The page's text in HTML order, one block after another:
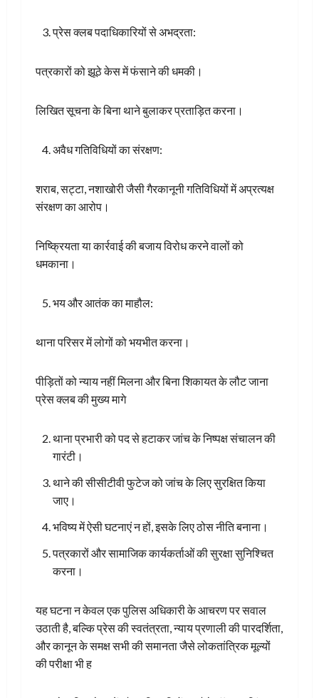
प्रेस क्लब पदाधिकारियों से अभद्रता:
पत्रकारों को झूठे केस में फंसाने की धमकी।
लिखित सूचना के बिना थाने बुलाकर प्रताड़ित करना।
अवैध गतिविधियों का संरक्षण:
शराब, सट्टा, नशाखोरी जैसी गैरकानूनी गतिविधियों में अप्रत्यक्ष
संरक्षण का आरोप।
निष्क्रियता या कार्रवाई की बजाय विरोध करने वालों को
धमकाना।
भय और आतंक का माहौल:
थाना परिसर में लोगों को भयभीत करना।
पीड़ितों को न्याय नहीं मिलना और बिना शिकायत के लौट जाना
प्रेस क्लब की मुख्य मागे
थाना प्रभारी को पद से हटाकर जांच के निष्पक्ष संचालन की
गारंटी।
थाने की सीसीटीवी फुटेज को जांच के लिए सुरक्षित किया
जाए।
भविष्य में ऐसी घटनाएं न हों, इसके लिए ठोस नीति बनाना।
पत्रकारों और सामाजिक कार्यकर्ताओं की सुरक्षा सुनिश्चित
करना।
यह घटना न केवल एक पुलिस अधिकारी के आचरण पर सवाल
उठाती है, बल्कि प्रेस की स्वतंत्रता, न्याय प्रणाली की पारदर्शिता,
और कानून के समक्ष सभी की समानता जैसे लोकतांत्रिक मूल्यों
की परीक्षा भी ह